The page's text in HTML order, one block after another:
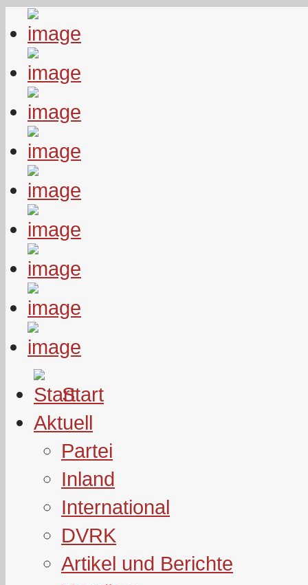
Start
Aktuell
Partei
Inland
International
DVRK
Artikel und Berichte